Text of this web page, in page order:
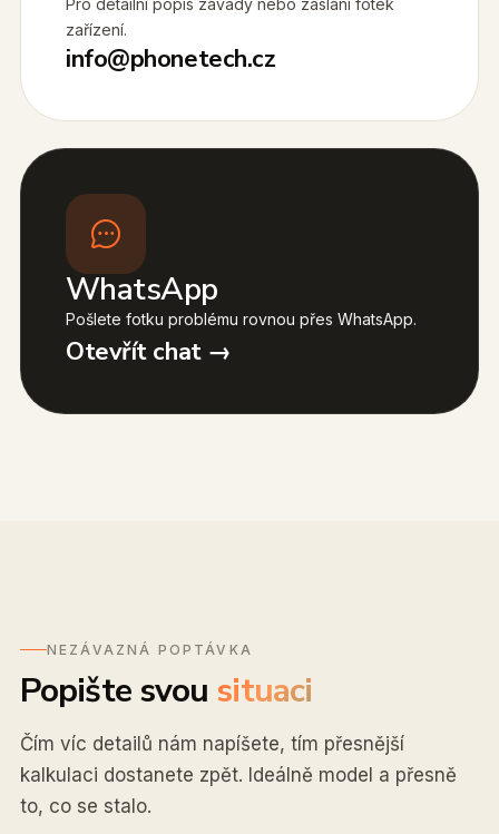
Pro detailní popis závady nebo zaslání fotek
zařízení.
info@phonetech.cz
WhatsApp
Pošlete fotku problému rovnou přes WhatsApp.
Otevřít chat →
NEZÁVAZNÁ POPTÁVKA
Popište svou situaci
Čím víc detailů nám napíšete, tím přesnější
kalkulaci dostanete zpět. Ideálně model a přesně
to, co se stalo.